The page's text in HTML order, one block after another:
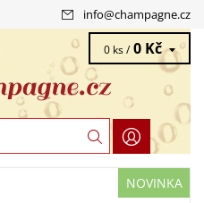
info@champagne.cz
0 ks / 0 Kč
NOVINKA